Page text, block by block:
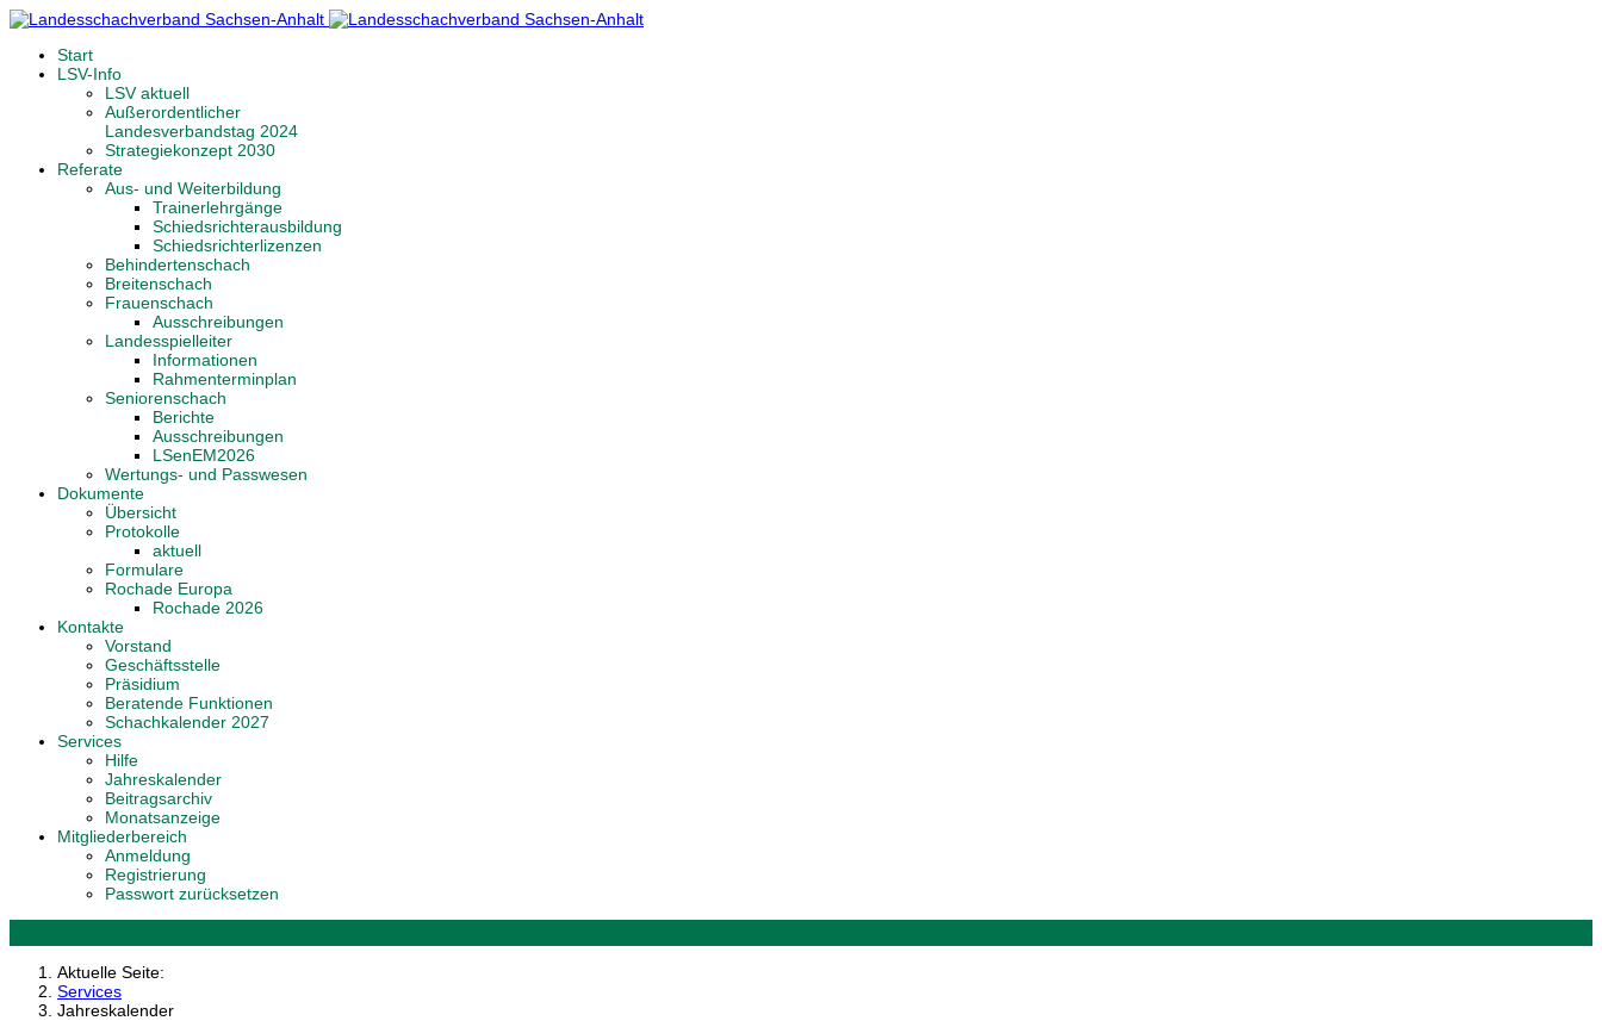
Start
LSV-Info
LSV aktuell
Außerordentlicher
Landesverbandstag 2024
Strategiekonzept 2030
Referate
Aus- und Weiterbildung
Trainerlehrgänge
Schiedsrichterausbildung
Schiedsrichterlizenzen
Behindertenschach
Breitenschach
Frauenschach
Ausschreibungen
Landesspielleiter
Informationen
Rahmenterminplan
Seniorenschach
Berichte
Ausschreibungen
LSenEM2026
Wertungs- und Passwesen
Dokumente
Übersicht
Protokolle
aktuell
Formulare
Rochade Europa
Rochade 2026
Kontakte
Vorstand
Geschäftsstelle
Präsidium
Beratende Funktionen
Schachkalender 2027
Services
Hilfe
Jahreskalender
Beitragsarchiv
Monatsanzeige
Mitgliederbereich
Anmeldung
Registrierung
Passwort zurücksetzen
Aktuelle Seite:
Services
Jahreskalender